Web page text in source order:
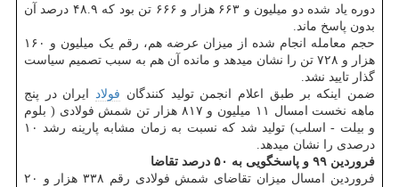
دوره یاد شده دو میلیون و ۶۶۳ هزار و ۶۶۶ تن بود که ۴۸.۹ درصد آن
بدون پاسخ ماند.
حجم معامله انجام شده از میزان عرضه هم، رقم یک میلیون و ۱۶۰
هزار و ۷۲۸ تن را نشان میدهد و مانده آن هم به سبب تصمیم سیاست
گذار تایید نشد.
ضمن اینکه بر طبق اعلام انجمن تولید کنندگان فولاد
ایران در پنج
ماهه نخست امسال ۱۱ میلیون و ۸۱۷ هزار تن شمش فولادی ( بلوم
و بیلت - اسلب) تولید شد که نسبت به زمان مشابه پارینه رشد ۱۰
درصدی را نشان میدهد.
فروردین ۹۹ و پاسخگویی به ۵۰ درصد تقاضا
فروردین امسال میزان تقاضای شمش فولادی رقم ۳۳۸ هزار و ۲۰